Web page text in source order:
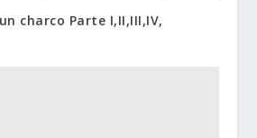
charco Parte I,II,III,IV,